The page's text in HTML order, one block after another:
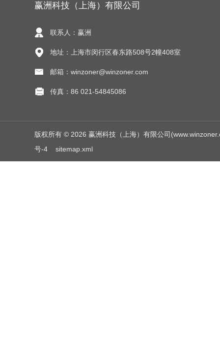
赢洲科技（上海）有限公司
联系人：赢洲
地址：上海市闵行区春东路508号2幢408室
邮箱：winzoner@winzoner.com
传真：86 021-54845086
版权所有 © 2026 赢洲科技（上海）有限公司
号-4
sitemap.xml